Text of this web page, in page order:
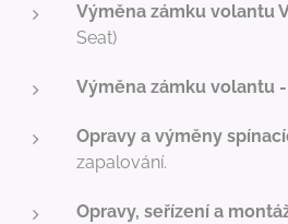
Výměna zámku volantu
Seat)
Výměna zámku volantu
Opravy a výměny
zapalování.
Opravy, seřízení a